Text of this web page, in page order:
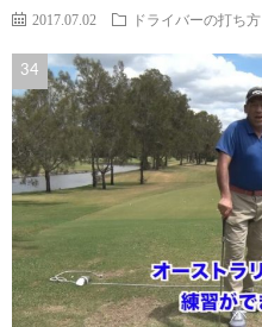
2017.07.02 ドライバーの打ち方